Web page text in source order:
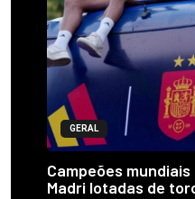
GERAL
Campeões
Madri lotadas de